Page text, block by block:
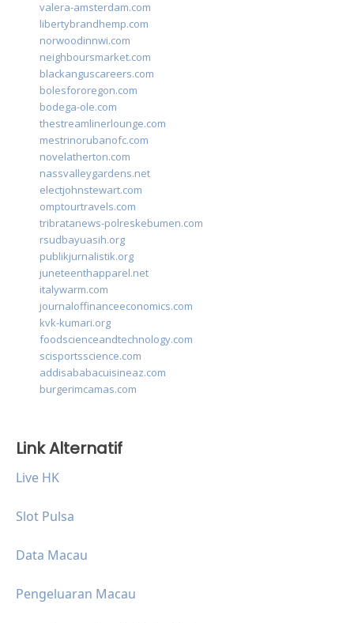
valera-amsterdam.com
libertybrandhemp.com
norwoodinnwi.com
neighboursmarket.com
blackanguscareers.com
bolesfororegon.com
bodega-ole.com
thestreamlinerlounge.com
mestrinorubanofc.com
novelatherton.com
nassvalleygardens.net
electjohnstewart.com
omptourtravels.com
tribratanews-polreskebumen.com
rsudbayuasih.org
publikjurnalistik.org
juneteenthapparel.net
italywarm.com
journaloffinanceeconomics.com
kvk-kumari.org
foodscienceandtechnology.com
scisportsscience.com
addisababacuisineaz.com
burgerimcamas.com
Link Alternatif
Live HK
Slot Pulsa
Data Macau
Pengeluaran Macau